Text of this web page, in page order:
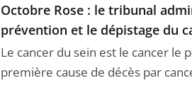
Octobre Rose : le tribunal
prévention et le dépistage du
Le cancer du sein est le cancer le
première cause de décès par